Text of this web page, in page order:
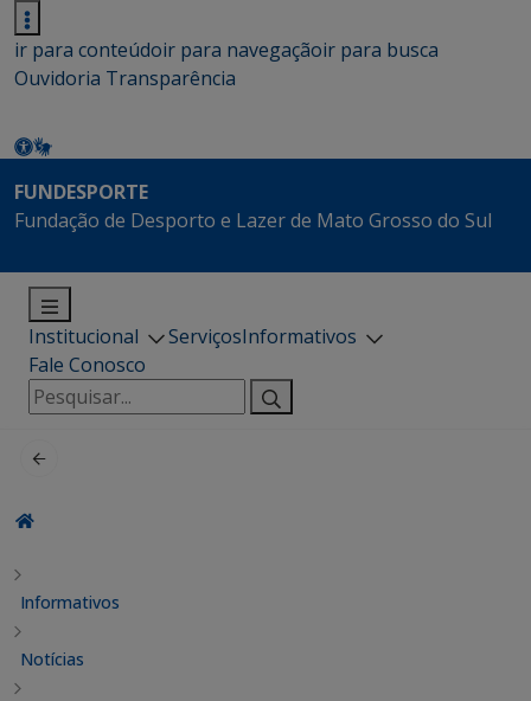
ir para conteúdoir para navegaçãoir para busca
Ouvidoria Transparência
FUNDESPORTE
Fundação de Desporto e Lazer de Mato Grosso do Sul
Institucional ServiçosInformativos
Fale Conosco
Pesquisar
por:
Informativos
Notícias